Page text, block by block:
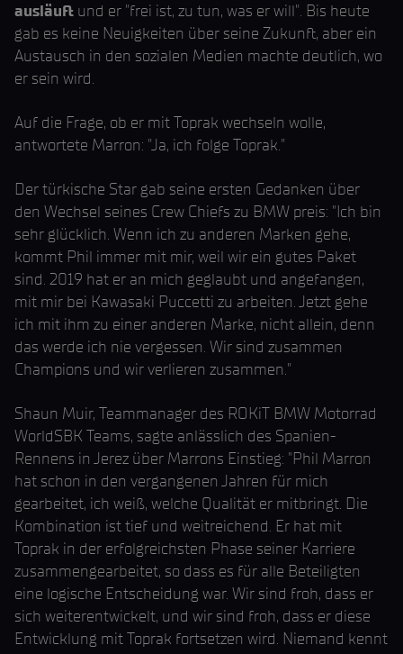
ausläuft und er "frei ist, zu tun, was er will". Bis heute
gab es keine Neuigkeiten über seine Zukunft, aber ein
Austausch in den sozialen Medien machte deutlich, wo
er sein wird.
Auf die Frage, ob er mit Toprak wechseln wolle,
antwortete Marron: "Ja, ich folge Toprak."
Der türkische Star gab seine ersten Gedanken über
den Wechsel seines Crew Chiefs zu BMW preis: "Ich bin
sehr glücklich. Wenn ich zu anderen Marken gehe,
kommt Phil immer mit mir, weil wir ein gutes Paket
sind. 2019 hat er an mich geglaubt und angefangen,
mit mir bei Kawasaki Puccetti zu arbeiten. Jetzt gehe
ich mit ihm zu einer anderen Marke, nicht allein, denn
das werde ich nie vergessen. Wir sind zusammen
Champions und wir verlieren zusammen."
Shaun Muir, Teammanager des ROKiT BMW Motorrad
WorldSBK Teams, sagte anlässlich des Spanien-
Rennens in Jerez über Marrons Einstieg: "Phil Marron
hat schon in den vergangenen Jahren für mich
gearbeitet, ich weiß, welche Qualität er mitbringt. Die
Kombination ist tief und weitreichend. Er hat mit
Toprak in der erfolgreichsten Phase seiner Karriere
zusammengearbeitet, so dass es für alle Beteiligten
eine logische Entscheidung war. Wir sind froh, dass er
sich weiterentwickelt, und wir sind froh, dass er diese
Entwicklung mit Toprak fortsetzen wird. Niemand kennt